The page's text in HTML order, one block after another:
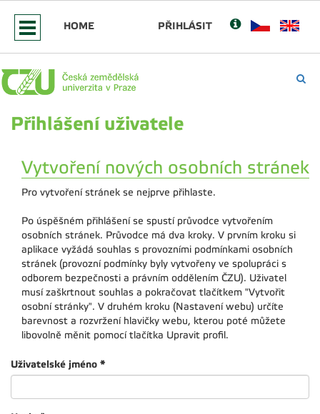
HOME PŘIHLÁSIT
Přihlášení uživatele
Vytvoření nových osobních stránek
Pro vytvoření stránek se nejprve přihlaste.
Po úspěšném přihlášení se spustí průvodce vytvořením
osobních stránek. Průvodce má dva kroky. V prvním kroku si
aplikace vyžádá souhlas s provozními podmínkami osobních
stránek (provozní podmínky byly vytvořeny ve spolupráci s
odborem bezpečnosti a právním oddělením ČZU). Uživatel
musí zaškrtnout souhlas a pokračovat tlačítkem "Vytvořit
osobní stránky". V druhém kroku (Nastavení webu) určíte
barevnost a rozvržení hlavičky webu, kterou poté můžete
libovolně měnit pomocí tlačítka Upravit profil.
Uživatelské jméno *